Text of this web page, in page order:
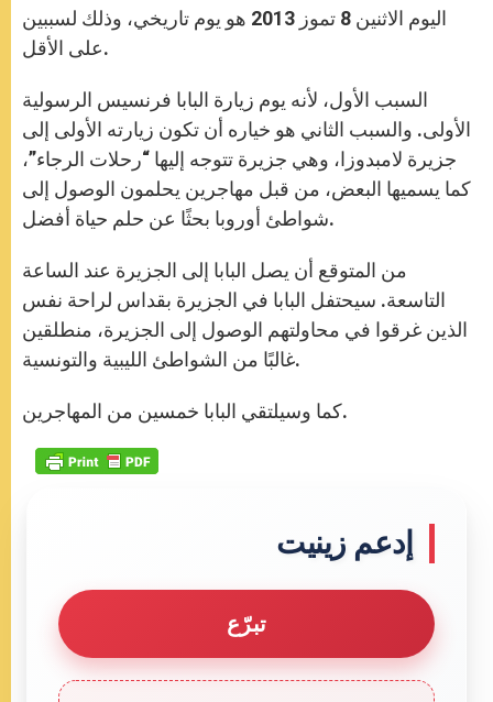
p
p
g
e
r
k
r
اليوم الاثنين 8 تموز 2013 هو يوم تاريخي، وذلك لسببين
على الأقل.
السبب الأول، لأنه يوم زيارة البابا فرنسيس الرسولية
الأولى. والسبب الثاني هو خياره أن تكون زيارته الأولى إلى
جزيرة لامبدوزا، وهي جزيرة تتوجه إليها “رحلات الرجاء”،
كما يسميها البعض، من قبل مهاجرين يحلمون الوصول إلى
شواطئ أوروبا بحثًا عن حلم حياة أفضل.
من المتوقع أن يصل البابا إلى الجزيرة عند الساعة
التاسعة. سيحتفل البابا في الجزيرة بقداس لراحة نفس
الذين غرقوا في محاولتهم الوصول إلى الجزيرة، منطلقين
غالبًا من الشواطئ الليبية والتونسية.
كما وسيلتقي البابا خمسين من المهاجرين.
إدعم زينيت
تبرّع